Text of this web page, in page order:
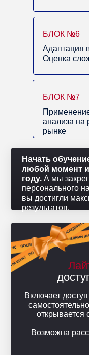
Начать
любой момент
году. А мы
персонального
вы достигли
результатов.
Включает
открывается
Возможна
Адаптация
Оценка
БЛОК №6
анализа на
рынке
БЛОК №7